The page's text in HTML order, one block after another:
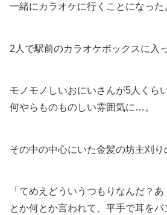
一緒にカラオケに行くことになった
2人で駅前のカラオケボックスに入
モノモノしいおにいさんが5人くら
何やらものものしい雰囲気に…。
その中の中心にいた金髪の坊主刈り
「てめえどういうつもりなんだ？あ
とか何とか言われて、平手で耳をバ